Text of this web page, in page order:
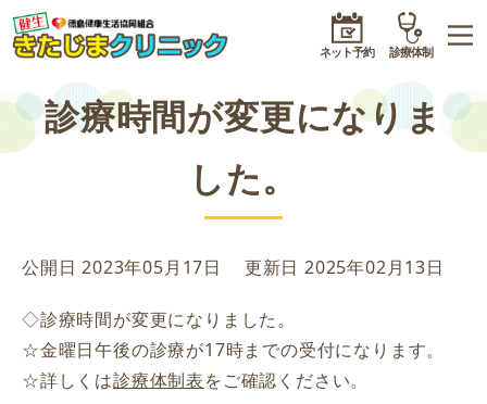
ネット予約 診療体制
診療時間が変更になりま
した。
公開日 2023年05月17日 更新日 2025年02月13日
◇診療時間が変更になりました。
☆金曜日午後の診療が17時までの受付になります。
☆詳しくは診療体制表をご確認ください。